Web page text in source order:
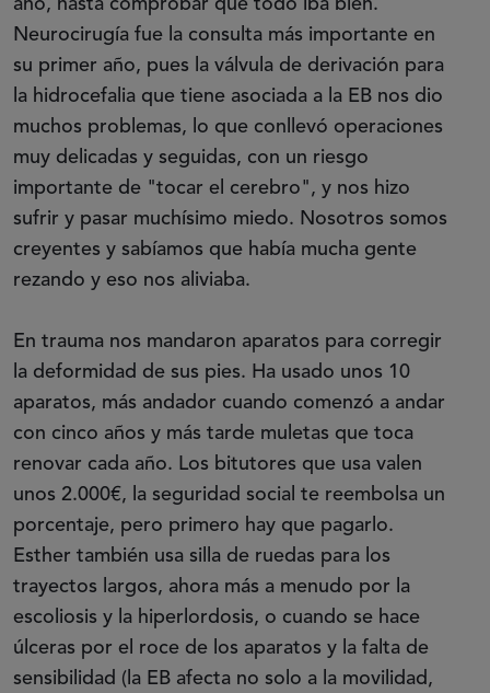
año, hasta comprobar que todo iba bien.
Neurocirugía fue la consulta más importante en
su primer año, pues la válvula de derivación para
la hidrocefalia que tiene asociada a la EB nos dio
muchos problemas, lo que conllevó operaciones
muy delicadas y seguidas, con un riesgo
importante de "tocar el cerebro", y nos hizo
sufrir y pasar muchísimo miedo. Nosotros somos
creyentes y sabíamos que había mucha gente
rezando y eso nos aliviaba.
En trauma nos mandaron aparatos para corregir
la deformidad de sus pies. Ha usado unos 10
aparatos, más andador cuando comenzó a andar
con cinco años y más tarde muletas que toca
renovar cada año. Los bitutores que usa valen
unos 2.000€, la seguridad social te reembolsa un
porcentaje, pero primero hay que pagarlo.
Esther también usa silla de ruedas para los
trayectos largos, ahora más a menudo por la
escoliosis y la hiperlordosis, o cuando se hace
úlceras por el roce de los aparatos y la falta de
sensibilidad (la EB afecta no solo a la movilidad,